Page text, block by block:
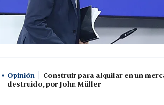
Opinión
Construir para alquilar en un
destruido, por John Müller